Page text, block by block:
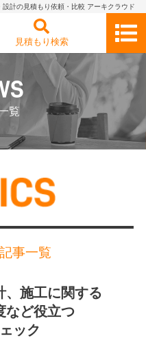
計の見積もり依頼・比較 アーキクラウド
見積もり検索
覧
事一覧
、施工に関する
など役立つ
ック